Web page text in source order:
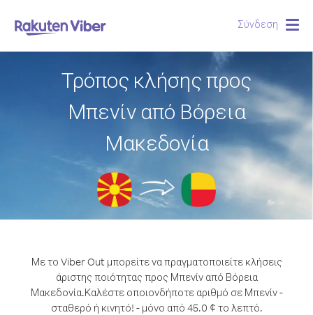
Σύνδεση
Τρόπος κλήσης προς
Μπενίν από Βόρεια
Μακεδονία
Με το Viber Out μπορείτε να πραγματοποιείτε κλήσεις
άριστης ποιότητας προς Μπενίν από Βόρεια
Μακεδονία.Καλέστε οποιονδήποτε αριθμό σε Μπενίν -
σταθερό ή κινητό! - μόνο από 45.0 ¢ το λεπτό.